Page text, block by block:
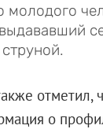
молодого
отметил,
о